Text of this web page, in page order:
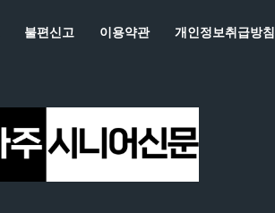
불편신고 이용약관 개인정보취급방침